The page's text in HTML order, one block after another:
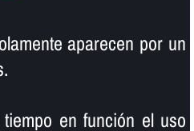
aparecen por un
en función el uso